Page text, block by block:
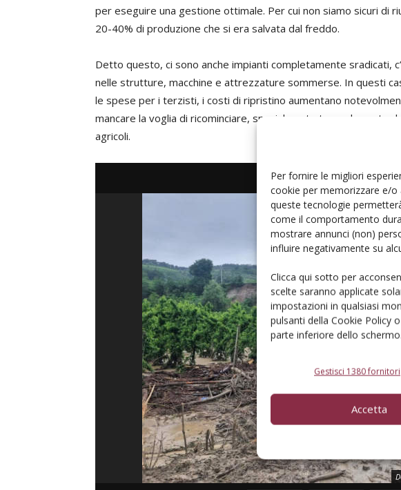
Per fornire le migliori
cookie per memorizzare e/o
queste tecnologie
come il comportamento
mostrare annunci (non)
influire negativamente su
Clicca qui sotto per
scelte saranno applicate
impostazioni in qualsiasi
pulsanti della Cookie Policy
parte inferiore dello schermo.
Gestisci 1380 fornitori
Accetta
per eseguire una gestione ottimale. Per cui non siamo sicuri di
20-40% di produzione che si era salvata dal freddo.
Detto questo, ci sono anche impianti completamente sradicati,
nelle strutture, macchine e attrezzature sommerse. In questi
le spese per i terzisti, i costi di ripristino aumentano
mancare la voglia di ricominciare, specialmente tenendo conto
agricoli.